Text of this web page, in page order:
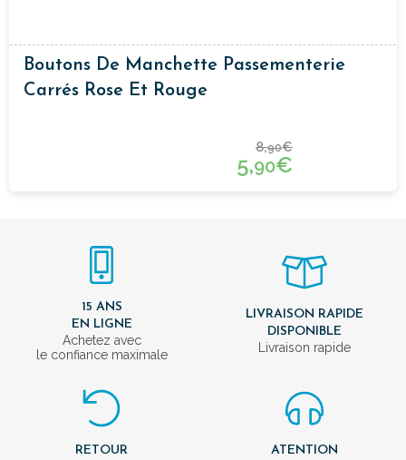
Boutons De Manchette Passementerie
Carrés Rose Et Rouge
8,90€
5,90€
15 ANS
EN LIGNE
Achetez avec
le confiance maximale
LIVRAISON RAPIDE
DISPONIBLE
Livraison rapide
RETOUR
ATENTION